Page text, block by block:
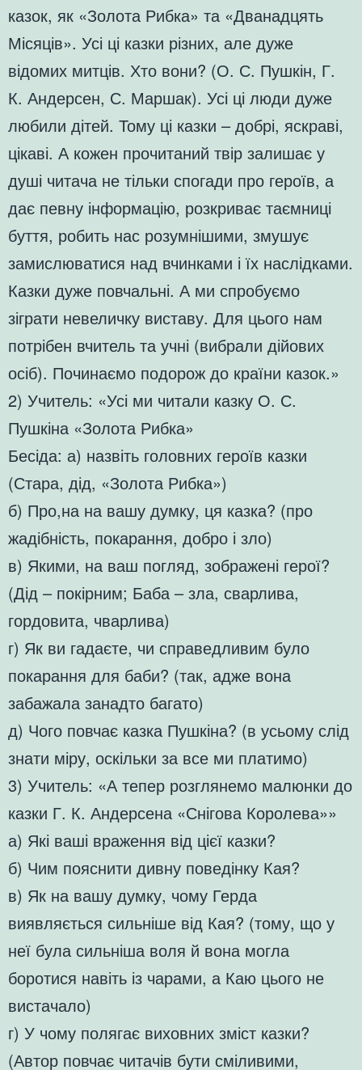
казок, як «Золота Рибка» та «Дванадцять
Місяців». Усі ці казки різних, але дуже
відомих митців. Хто вони? (О. С. Пушкін, Г.
К. Андерсен, С. Маршак). Усі ці люди дуже
любили дітей. Тому ці казки – добрі, яскраві,
цікаві. А кожен прочитаний твір залишає у
душі читача не тільки спогади про героїв, а
дає певну інформацію, розкриває таємниці
буття, робить нас розумнішими, змушує
замислюватися над вчинками і їх наслідками.
Казки дуже повчальні. А ми спробуємо
зіграти невеличку виставу. Для цього нам
потрібен вчитель та учні (вибрали дійових
осіб). Починаємо подорож до країни казок.»
2) Учитель: «Усі ми читали казку О. С.
Пушкіна «Золота Рибка»
Бесіда: а) назвіть головних героїв казки
(Стара, дід, «Золота Рибка»)
б) Про,на на вашу думку, ця казка? (про
жадібність, покарання, добро і зло)
в) Якими, на ваш погляд, зображені герої?
(Дід – покірним; Баба – зла, сварлива,
гордовита, чварлива)
г) Як ви гадаєте, чи справедливим було
покарання для баби? (так, адже вона
забажала занадто багато)
д) Чого повчає казка Пушкіна? (в усьому слід
знати міру, оскільки за все ми платимо)
3) Учитель: «А тепер розглянемо малюнки до
казки Г. К. Андерсена «Снігова Королева»»
а) Які ваші враження від цієї казки?
б) Чим пояснити дивну поведінку Кая?
в) Як на вашу думку, чому Герда
виявляється сильніше від Кая? (тому, що у
неї була сильніша воля й вона могла
боротися навіть із чарами, а Каю цього не
вистачало)
г) У чому полягає виховних зміст казки?
(Автор повчає читачів бути сміливими,